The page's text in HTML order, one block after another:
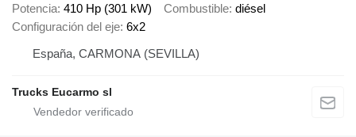
Potencia 410 Hp (301 kW) Combustible diésel
Configuración del eje 6x2
España, CARMONA (SEVILLA)
Trucks Eucarmo sl